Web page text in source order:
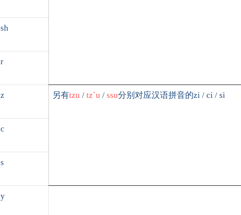
sh
r
z 另有tzu / tz`u / ssu分别对应汉语拼音的zi / ci / si
c
s
y